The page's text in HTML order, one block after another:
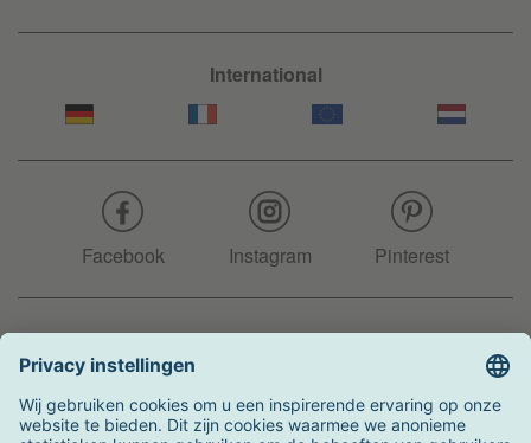
International
Facebook Instagram Pinterest
+31 204 990 283